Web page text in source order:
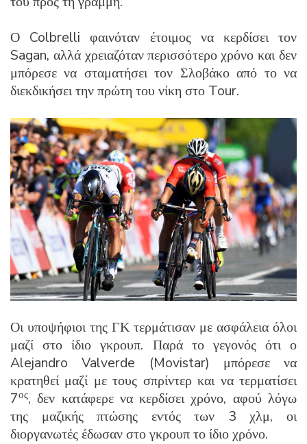
Ο Colbrelli φαινόταν έτοιμος να κερδίσει τον
Sagan, αλλά χρειαζόταν περισσότερο χρόνο και δεν
μπόρεσε να σταματήσει τον Σλοβάκο από το να
διεκδικήσει την πρώτη του νίκη στο Tour.
Οι υποψήφιοι της ΓΚ τερμάτισαν με ασφάλεια όλοι
μαζί στο ίδιο γκρουπ. Παρά το γεγονός ότι ο
Alejandro Valverde (Movistar) μπόρεσε να
κρατηθεί μαζί με τους σπρίντερ και να τερματίσει
7ος, δεν κατάφερε να κερδίσει χρόνο, αφού λόγω
της μαζικής πτώσης εντός των 3 χλμ, οι
διοργανωτές έδωσαν στο γκρουπ το ίδιο χρόνο.